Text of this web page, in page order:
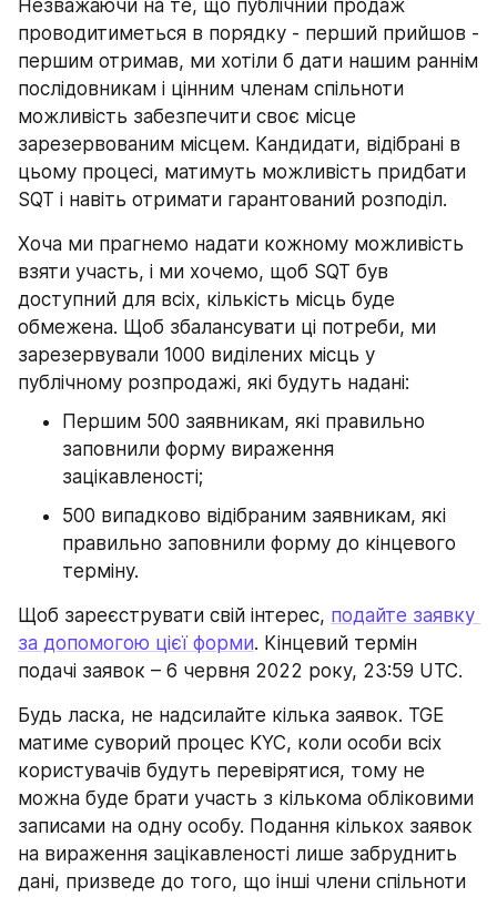
Незважаючи на те, що публічний продаж
проводитиметься в порядку - перший прийшов -
першим отримав, ми хотіли б дати нашим раннім
послідовникам і цінним членам спільноти
можливість забезпечити своє місце
зарезервованим місцем. Кандидати, відібрані в
цьому процесі, матимуть можливість придбати
SQT і навіть отримати гарантований розподіл.
Хоча ми прагнемо надати кожному можливість
взяти участь, і ми хочемо, щоб SQT був
доступний для всіх, кількість місць буде
обмежена. Щоб збалансувати ці потреби, ми
зарезервували 1000 виділених місць у
публічному розпродажі, які будуть надані:
Першим 500 заявникам, які правильно
заповнили форму вираження
зацікавленості;
500 випадково відібраним заявникам, які
правильно заповнили форму до кінцевого
терміну.
Щоб зареєструвати свій інтерес, подайте заявку
за допомогою цієї форми. Кінцевий термін
подачі заявок – 6 червня 2022 року, 23:59 UTC.
Будь ласка, не надсилайте кілька заявок. TGE
матиме суворий процес KYC, коли особи всіх
користувачів будуть перевірятися, тому не
можна буде брати участь з кількома обліковими
записами на одну особу. Подання кількох заявок
на вираження зацікавленості лише забруднить
дані, призведе до того, що інші члени спільноти